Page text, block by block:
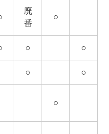
廃
番
○
○ ○
○ ○
○